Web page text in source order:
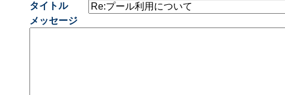
タイトル
メッセージ